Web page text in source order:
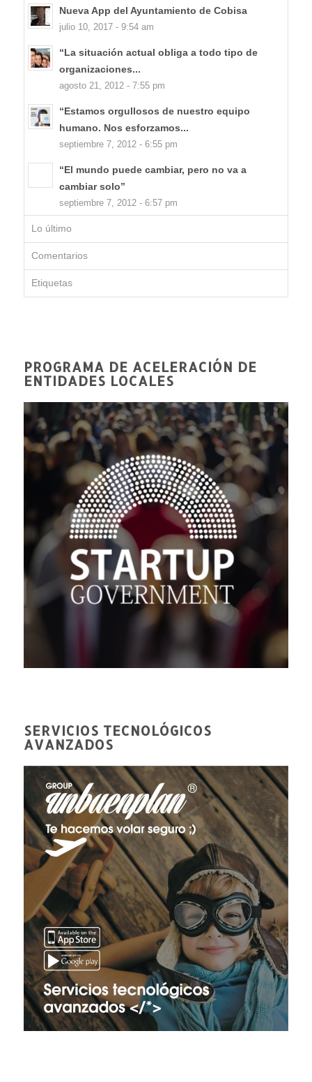
Nueva App del Ayuntamiento de Cobisa
julio 10, 2017 - 9:54 am
“La situación actual obliga a todo tipo de
organizaciones...
agosto 21, 2012 - 7:55 pm
“Estamos orgullosos de nuestro equipo
humano. Nos esforzamos...
septiembre 7, 2012 - 6:55 pm
“El mundo puede cambiar, pero no va a
cambiar solo”
septiembre 7, 2012 - 6:57 pm
Lo último
Comentarios
Etiquetas
PROGRAMA DE ACELERACIÓN DE
ENTIDADES LOCALES
SERVICIOS TECNOLÓGICOS
AVANZADOS